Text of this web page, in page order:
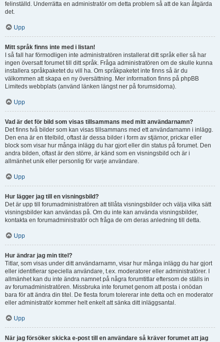
felinställd. Underrätta en administratör om detta problem så att de kan åtgärda
det.
Upp
Mitt språk finns inte med i listan!
I så fall har förmodligen inte administratören installerat ditt språk eller så har
ingen översatt forumet till ditt språk. Fråga administratören om de skulle kunna
installera språkpaketet du vill ha. Om språkpaketet inte finns så är du
välkommen att skapa en ny översättning. Mer information finns på phpBB
Limiteds webbplats (använd länken längst ner på forumsidorna).
Upp
Vad är det för bild som visas tillsammans med mitt användarnamn?
Det finns två bilder som kan visas tillsammans med ett användarnamn i inlägg.
Den ena är en titelbild, oftast är dessa bilder i form av stjärnor, prickar eller
block som visar hur många inlägg du har gjort eller din status på forumet. Den
andra bilden, oftast är den större, är känd som en visningsbild och är i
allmänhet unik eller personlig för varje användare.
Upp
Hur lägger jag till en visningsbild?
Det är upp till forumadministratören att tillåta visningsbilder och välja vilka sätt
visningsbilder kan användas på. Om du inte kan använda visningsbilder,
kontakta en forumadministratör och fråga de om deras anledning till detta.
Upp
Hur ändrar jag min titel?
Titlar, som visas under ditt användarnamn, visar hur många inlägg du har gjort
eller identifierar speciella användare, t.ex. moderatorer eller administratörer. I
allmänhet kan du inte ändra namnet på några forumtitlar eftersom de ställs in
av forumadministratören. Missbruka inte forumet genom att posta i onödan
bara för att ändra din titel. De flesta forum tolererar inte detta och en moderator
eller administratör kommer helt enkelt att sänka ditt inläggsantal.
Upp
När jag försöker skicka e-post till en användare så kräver forumet att jag